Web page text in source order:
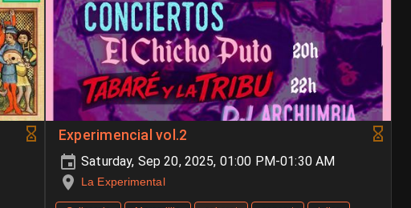
Experimencial vol.2
Saturday, Sep 20, 2025, 01:00 PM-01:30 AM
La Experimental